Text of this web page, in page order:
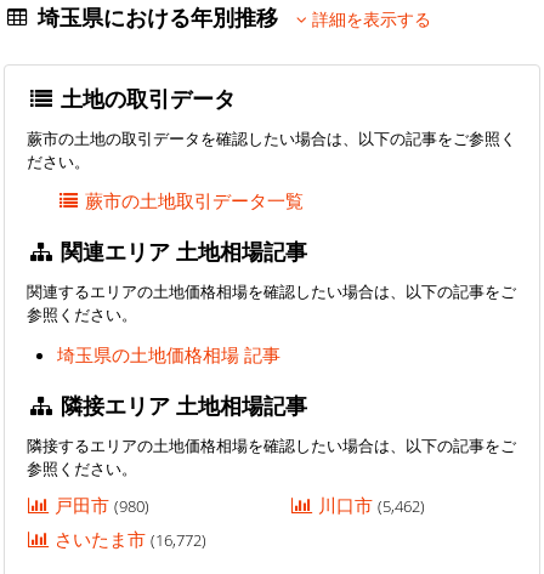
埼玉県における年別推移 詳細を表示する
土地の取引データ
蕨市の土地の取引データを確認したい場合は、以下の記事をご参照く
ださい。
蕨市の土地取引データ一覧
関連エリア 土地相場記事
関連するエリアの土地価格相場を確認したい場合は、以下の記事をご
参照ください。
埼玉県の土地価格相場 記事
隣接エリア 土地相場記事
隣接するエリアの土地価格相場を確認したい場合は、以下の記事をご
参照ください。
戸田市(980) 川口市(5,462)
さいたま市(16,772)